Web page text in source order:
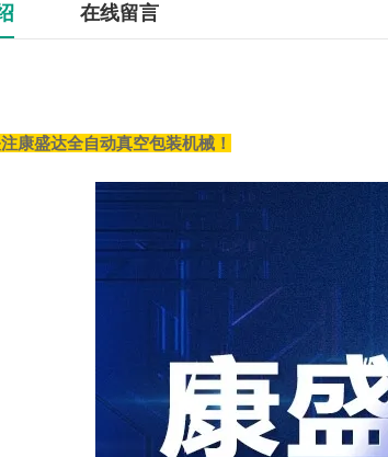
在线留言
康盛达全自动真空包装机械！